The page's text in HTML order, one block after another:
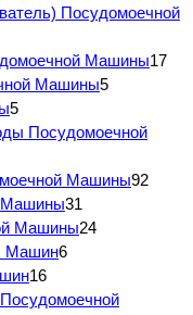
Посудомоечной
Машины17
Машины5
5
Посудомоечной
Машины92
Машины31
Машины24
Машин6
16